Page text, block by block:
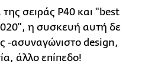
σειράς P40 και "best
η συσκευή αυτή δε
-ασυναγώνιστο design,
άλλο επίπεδο!